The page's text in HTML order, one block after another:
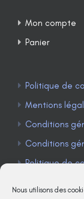
Nous utilisons des
Mon compte
Panier
Politique de
Mentions
Conditions
Conditions
Politique de